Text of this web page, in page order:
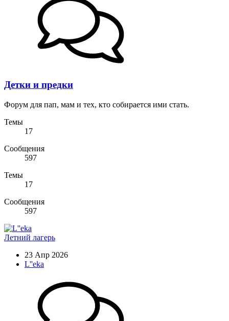
Детки и предки
Форум для пап, мам и тех, кто собирается ими стать.
Темы
17
Сообщения
597
Темы
17
Сообщения
597
Летний лагерь
23 Апр 2026
L''eka